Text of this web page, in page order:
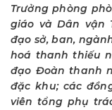
Trưởng phòng
giáo và Dân vận
đạo sở, ban,
hoá thanh thiếu
đạo Đoàn thanh
đặc khu; các
viên tổng phụ